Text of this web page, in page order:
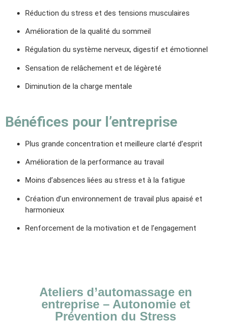
Réduction du stress et des tensions musculaires
Amélioration de la qualité du sommeil
Régulation du système nerveux, digestif et émotionnel
Sensation de relâchement et de légèreté
Diminution de la charge mentale
Bénéfices pour l’entreprise
Plus grande concentration et meilleure clarté d’esprit
Amélioration de la performance au travail
Moins d’absences liées au stress et à la fatigue
Création d’un environnement de travail plus apaisé et
harmonieux
Renforcement de la motivation et de l’engagement
Ateliers d’automassage en
entreprise – Autonomie et
Prévention du Stress